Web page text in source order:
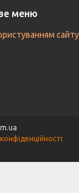
меню
сайту